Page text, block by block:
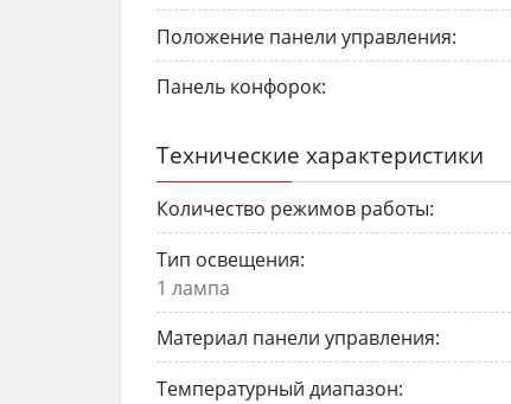
Положение панели управления:
Панель конфорок:
Технические характеристики
Количество режимов работы:
Тип освещения:
1 лампа
Материал панели управления:
Температурный диапазон: